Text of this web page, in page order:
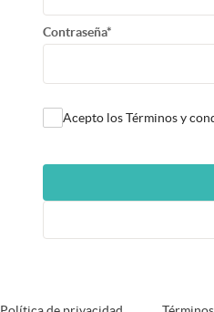
Contraseña*
Acepto los Términos y